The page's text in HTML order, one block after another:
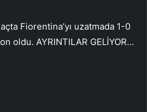
Fiorentina’yı uzatmada 1-0
oldu. AYRINTILAR GELİYOR…